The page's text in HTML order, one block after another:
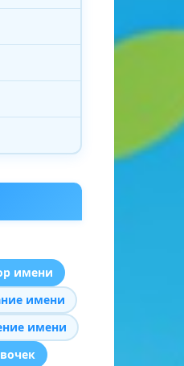
имени
имени
имени